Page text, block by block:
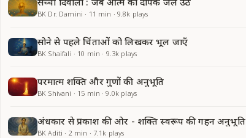
BK Dr. Damini · 11 min · 9.8k plays
सोने से पहले चिंताओं को लिखकर भूल जाएँ
BK Shaifali · 10 min · 9.3k plays
परमात्म शक्ति और गुणों की अनुभूति
BK Shivani · 15 min ·9.0k plays
अंधकार से प्रकाश की ओर - शक्ति स्वरूप की गहन अनुभूति
BK Aditi · 2 min · 7.1k plays